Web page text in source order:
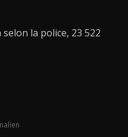
la police, 23 522